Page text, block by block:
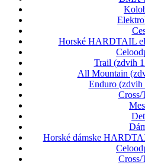
Horské HARDTAIL
Trail (zdvih
All Mountain
Enduro (zdvih
Cross/
Horské dámske
Cross/